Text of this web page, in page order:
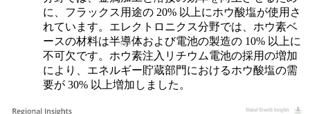
に、フラックス用途の 20% 以上にホウ酸塩が使用さ
れています。エレクトロニクス分野では、ホウ素ベ
ースの材料は半導体および電池の製造の 10% 以上に
不可欠です。ホウ素注入リチウム電池の採用の増加
により、エネルギー貯蔵部門におけるホウ酸塩の需
要が 30% 以上増加しました。